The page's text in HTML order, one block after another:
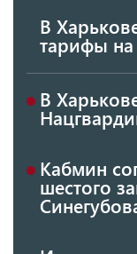
В
тарифы
В
Кабмин
шестого